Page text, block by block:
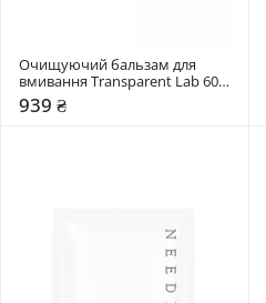
Очищуючий бальзам для
вмивання Transparent Lab 60
мл
939 ₴